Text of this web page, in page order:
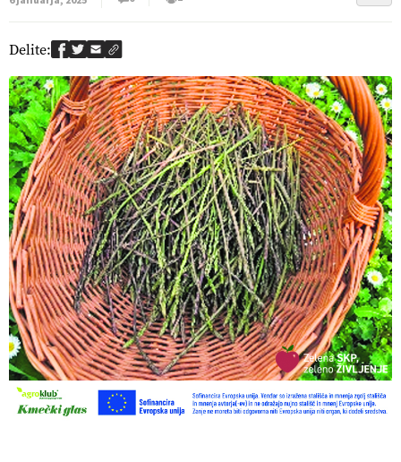
Delite: